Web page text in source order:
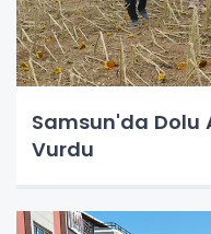
Samsun'da Dolu
Vurdu